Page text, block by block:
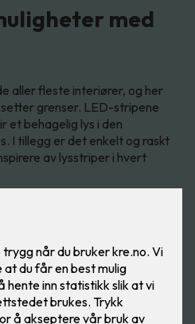
med
aller fleste interiører, og her
grenser.​ LED-stripene
et behagelig lys i den
I tillegg er det enkelt og raskt
av lysstriper i hvert